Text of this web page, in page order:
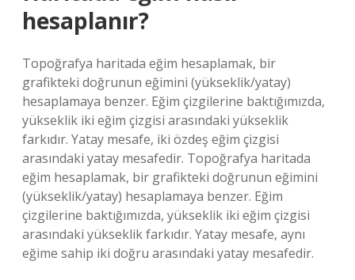
hesaplanır?
Topoğrafya haritada eğim hesaplamak, bir
grafikteki doğrunun eğimini (yükseklik/yatay)
hesaplamaya benzer. Eğim çizgilerine baktığımızda,
yükseklik iki eğim çizgisi arasındaki yükseklik
farkıdır. Yatay mesafe, iki özdeş eğim çizgisi
arasındaki yatay mesafedir. Topoğrafya haritada
eğim hesaplamak, bir grafikteki doğrunun eğimini
(yükseklik/yatay) hesaplamaya benzer. Eğim
çizgilerine baktığımızda, yükseklik iki eğim çizgisi
arasındaki yükseklik farkıdır. Yatay mesafe, aynı
eğime sahip iki doğru arasındaki yatay mesafedir.